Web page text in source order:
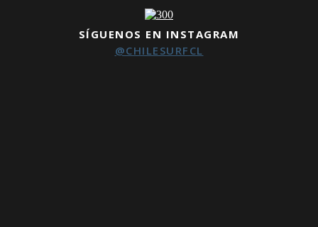
SÍGUENOS EN INSTAGRAM
@CHILESURFCL